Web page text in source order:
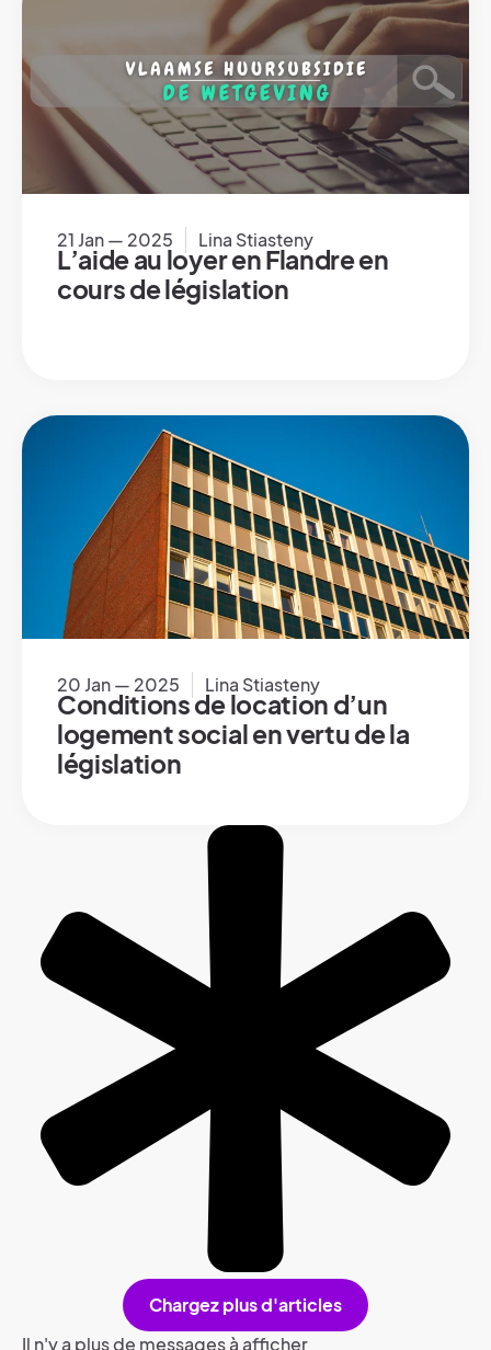
21 Jan — 2025 Lina Stiasteny
L’aide au loyer en Flandre en
cours de législation
20 Jan — 2025 Lina Stiasteny
Conditions de location d’un
logement social en vertu de la
législation
Chargez plus d'articles
Il n'y a plus de messages à afficher